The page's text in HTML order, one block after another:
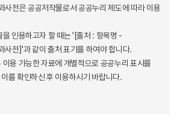
사전은 공공저작물로서 공공누리 제도에 따라 이용
을 인용하고자 할 때는 '[출처 : 항목명 -
사전]'과 같이 출처 표기를 하여야 합니다.
이용 가능한 자료에 개별적으로 공공누리 표시를
를 확인하신 후 이용하시기 바랍니다.